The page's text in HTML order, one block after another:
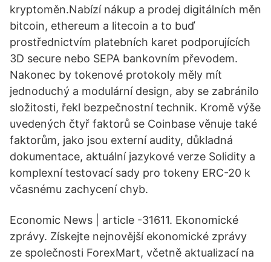
kryptoměn.Nabízí nákup a prodej digitálních měn
bitcoin, ethereum a litecoin a to buď
prostřednictvím platebních karet podporujících
3D secure nebo SEPA bankovním převodem.
Nakonec by tokenové protokoly měly mít
jednoduchý a modulární design, aby se zabránilo
složitosti, řekl bezpečnostní technik. Kromě výše
uvedených čtyř faktorů se Coinbase věnuje také
faktorům, jako jsou externí audity, důkladná
dokumentace, aktuální jazykové verze Solidity a
komplexní testovací sady pro tokeny ERC-20 k
včasnému zachycení chyb.
Economic News | article -31611. Ekonomické
zprávy. Získejte nejnovější ekonomické zprávy
ze společnosti ForexMart, včetně aktualizací na